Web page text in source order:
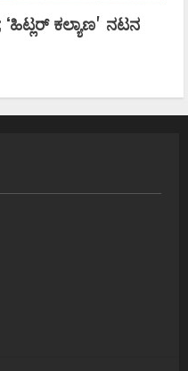
ʻಹಿಟ್ಲರ್ ಕಲ್ಯಾಣʼ ನಟನ